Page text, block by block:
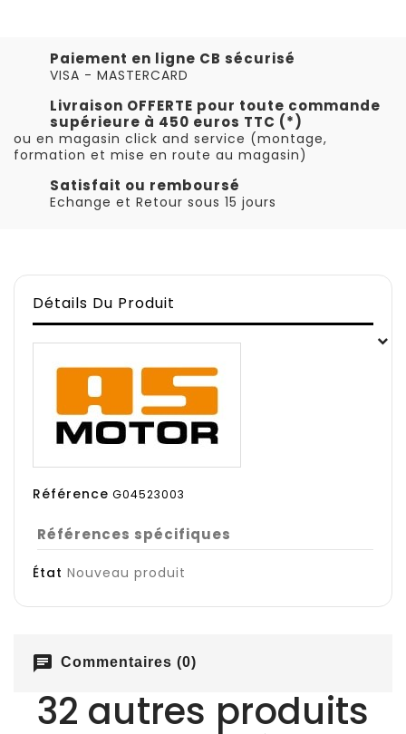
Paiement en ligne CB sécurisé
VISA - MASTERCARD
Livraison OFFERTE pour toute commande
supérieure à 450 euros TTC (*)
ou en magasin click and service (montage,
formation et mise en route au magasin)
Satisfait ou remboursé
Echange et Retour sous 15 jours
Détails Du Produit
Référence G04523003
Références spécifiques
État Nouveau produit
chat Commentaires (0)
32 autres produits